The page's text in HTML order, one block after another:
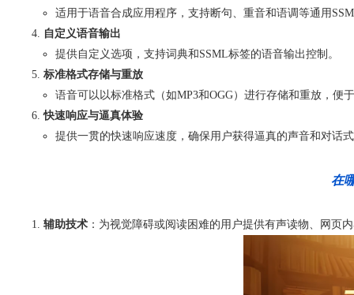
适用于语音合成应用程序，支持断句、重音和语调等通用
自定义语音输出
提供自定义选项，支持词典和SSML标签的语音输出控制。
标准格式存储与重放
语音可以以标准格式（如MP3和OGG）进行存储和重放，便
快速响应与逼真体验
提供一贯的快速响应速度，确保用户获得逼真的声音和对话
在
辅助技术 ：为视觉障碍或阅读困难的用户提供有声读物、网页